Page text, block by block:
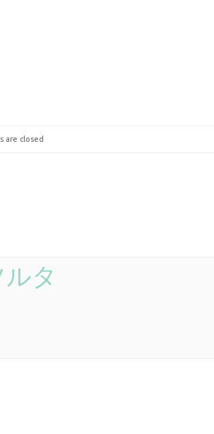
are closed
タ